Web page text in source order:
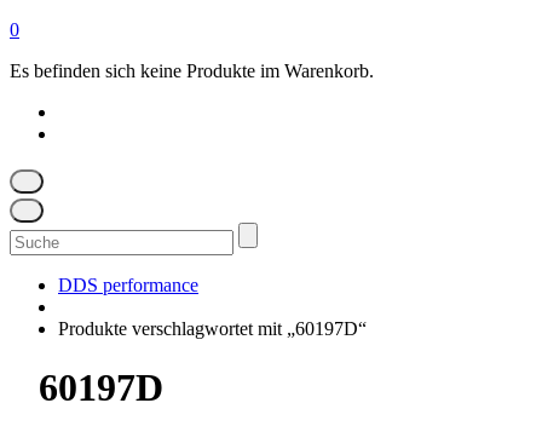
0
Es befinden sich keine Produkte im Warenkorb.
Suchen
nach:
DDS performance
Produkte verschlagwortet mit „60197D“
60197D